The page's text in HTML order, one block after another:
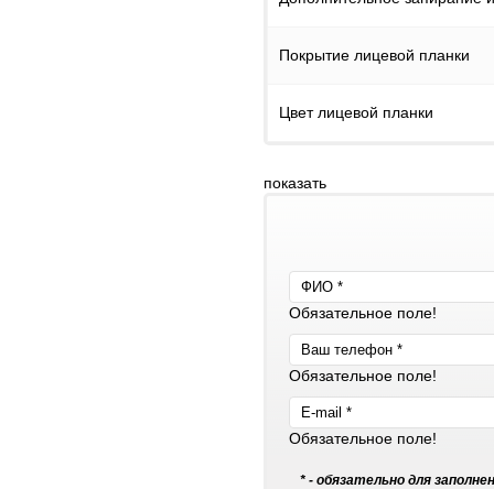
Покрытие лицевой планки
Цвет лицевой планки
показать
Обязательное поле!
Обязательное поле!
Обязательное поле!
* - обязательно для